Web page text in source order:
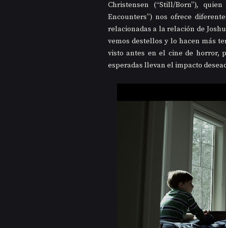
Christensen (“Still/Born”),
Encounters”) nos ofrece
relacionadas a la relación de
vemos destellos y lo hacen más
visto antes en el cine de horror,
esperadas llevan el impacto